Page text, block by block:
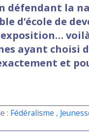
défendant la
d’école de
exposition…
ayant choisi
et
: Fédéralisme ,